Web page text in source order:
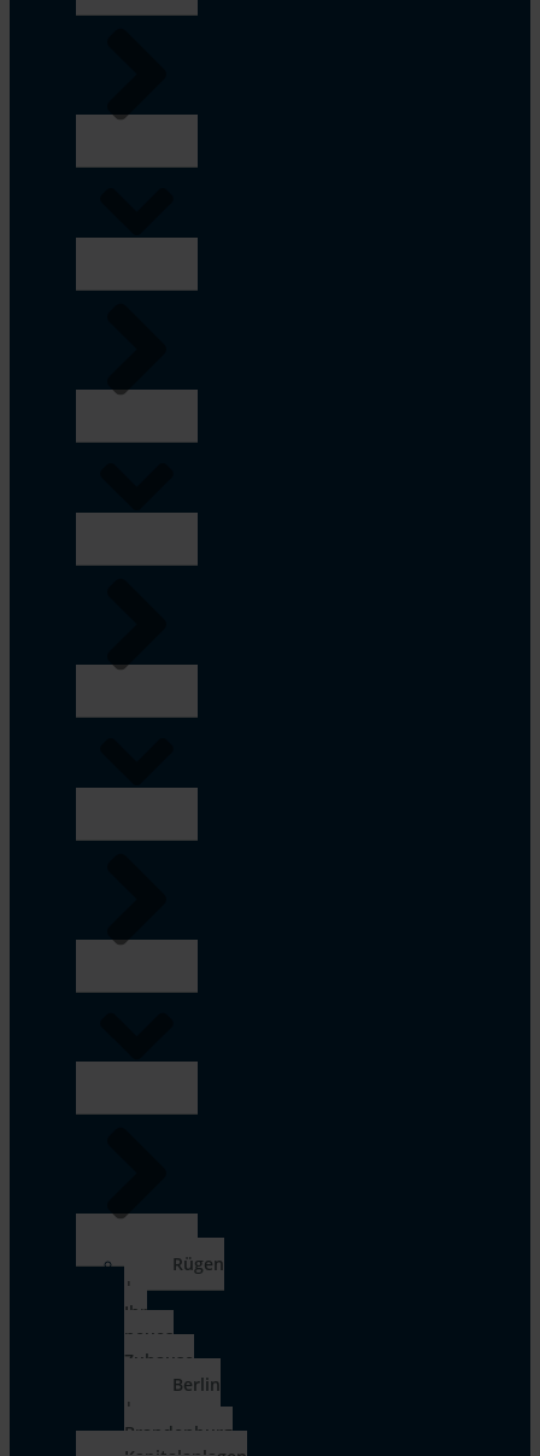
Rügen
|
Ihr
neues
Zuhause
Berlin
|
Brandenburg